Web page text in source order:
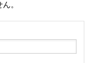
。